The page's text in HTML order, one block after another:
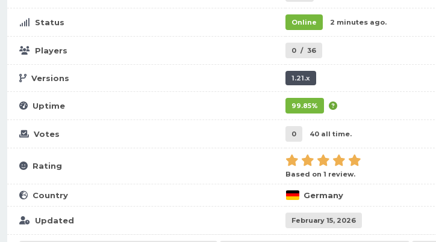
Status Online 2 minutes ago.
Players 0 / 36
Versions 1.21.x
Uptime 99.85%
Votes 0 40 all time.
Rating
Based on 1 review.
Country Germany
Updated February 15, 2026